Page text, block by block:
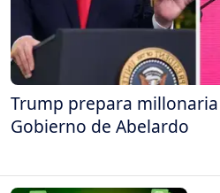
Trump prepara
Gobierno de Abelardo